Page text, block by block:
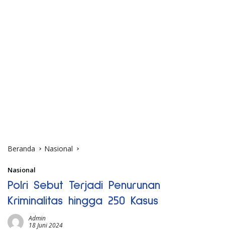
Beranda Nasional
Nasional
Polri Sebut Terjadi Penurunan
Kriminalitas hingga 250 Kasus
Admin
18 Juni 2024